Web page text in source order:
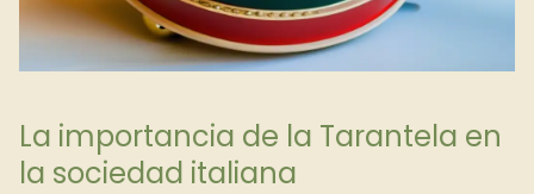
La importancia de la Tarantela en
la sociedad italiana